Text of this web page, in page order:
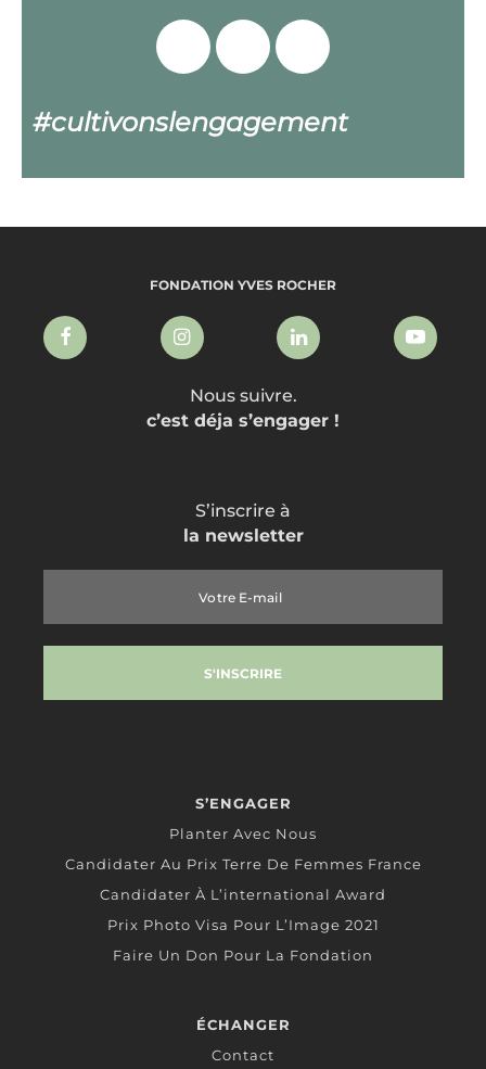
#cultivonslengagement
FONDATION YVES ROCHER
Nous suivre.
c’est déja s’engager !
S’inscrire à
la newsletter
S’ENGAGER
Planter Avec Nous
Candidater Au Prix Terre De Femmes France
Candidater À L’international Award
Prix Photo Visa Pour L’Image 2021
Faire Un Don Pour La Fondation
ÉCHANGER
Contact